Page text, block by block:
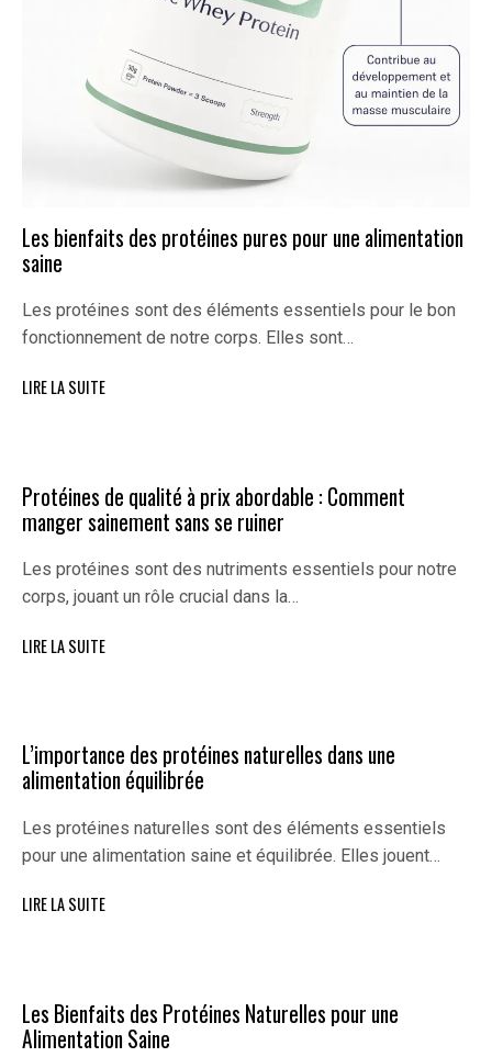
Les bienfaits des protéines pures pour une alimentation
saine
Les protéines sont des éléments essentiels pour le bon
fonctionnement de notre corps. Elles sont…
LIRE LA SUITE
Protéines de qualité à prix abordable : Comment
manger sainement sans se ruiner
Les protéines sont des nutriments essentiels pour notre
corps, jouant un rôle crucial dans la…
LIRE LA SUITE
L’importance des protéines naturelles dans une
alimentation équilibrée
Les protéines naturelles sont des éléments essentiels
pour une alimentation saine et équilibrée. Elles jouent…
LIRE LA SUITE
Les Bienfaits des Protéines Naturelles pour une
Alimentation Saine